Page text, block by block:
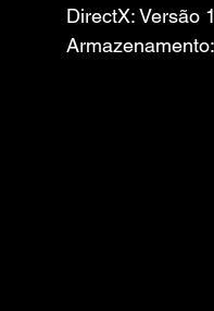
DirectX: Versão